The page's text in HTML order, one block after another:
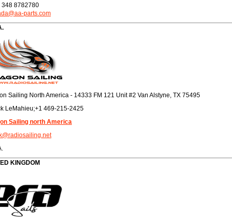
348 8782780
parts.com
Sailing North America - 14333 FM 121 Unit #2 Van Alstyne, TX 75495
LeMahieu;+1 469-215-2425
Sailing north America
KINGDOM